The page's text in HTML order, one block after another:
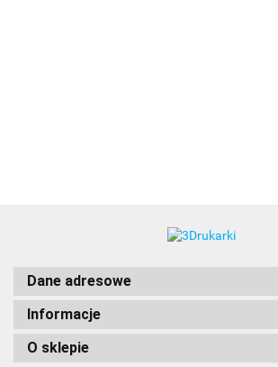
Dane adresowe
Informacje
O sklepie